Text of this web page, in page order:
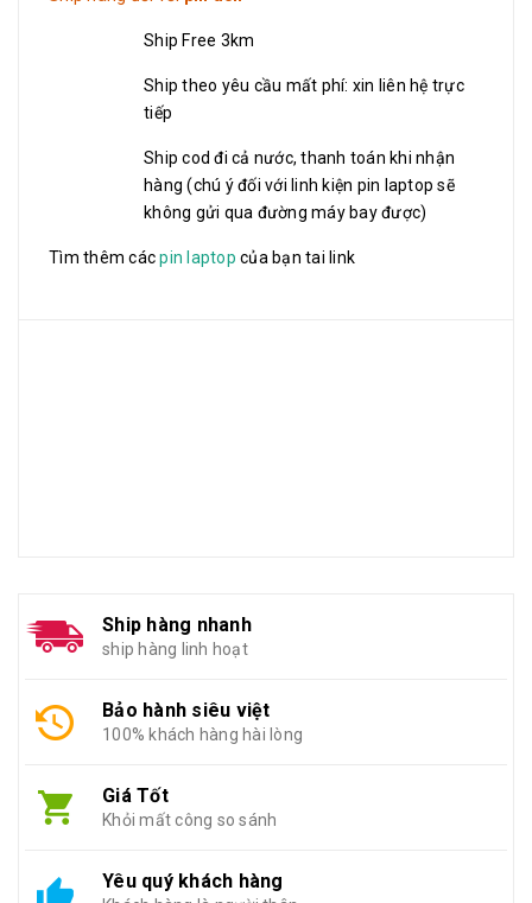
Ship Free 3km
Ship theo yêu cầu mất phí: xin liên hệ trực
tiếp
Ship cod đi cả nước, thanh toán khi nhận
hàng (chú ý đối với linh kiện pin laptop sẽ
không gửi qua đường máy bay được)
Tìm thêm cácpin laptop của bạn tai link
Ship hàng nhanh
ship hàng linh hoạt
Bảo hành siêu việt
100% khách hàng hài lòng
Giá Tốt
Khỏi mất công so sánh
Yêu quý khách hàng